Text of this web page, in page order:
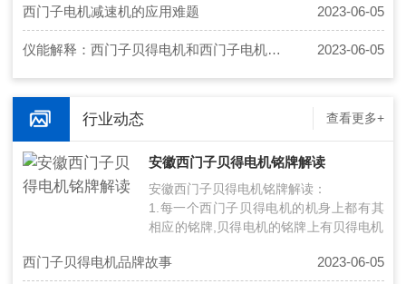
西门子电机减速机的应用难题 2023-06-05
仪能解释：西门子贝得电机和西门子电机是否一样 2023-06-05
行业动态 查看更多+
安徽西门子贝得电机铭牌解读
安徽西门子贝得电机铭牌解读：
1.每一个西门子贝得电机的机身上都有其
相应的铭牌,贝得电机的铭牌上有贝得电机
型、…
西门子贝得电机品牌故事 2023-06-05